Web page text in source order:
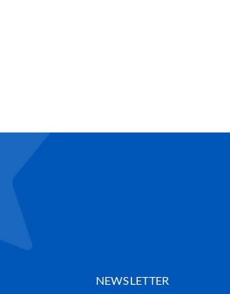
NEWSLETTER